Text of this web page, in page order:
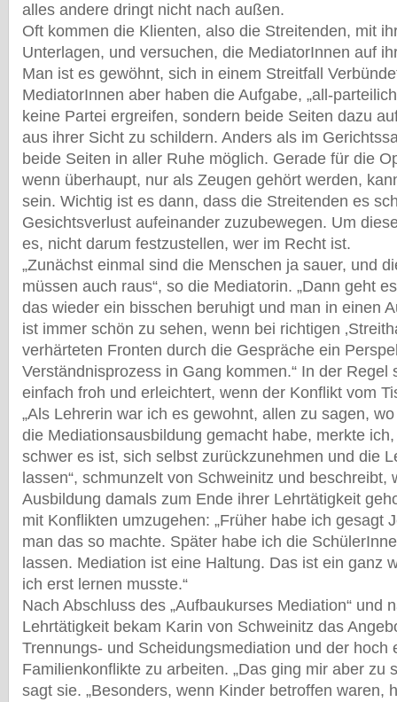
alles andere dringt nicht nach außen.
Oft kommen die Klienten, also die Streitenden, mit
Unterlagen, und versuchen, die MediatorInnen auf
Man ist es gewöhnt, sich in einem Streitfall
MediatorInnen aber haben die Aufgabe, „all-
keine Partei ergreifen, sondern beide Seiten dazu
aus ihrer Sicht zu schildern. Anders als im
beide Seiten in aller Ruhe möglich. Gerade für die
wenn überhaupt, nur als Zeugen gehört werden,
sein. Wichtig ist es dann, dass die Streitenden es
Gesichtsverlust aufeinander zuzubewegen. Um
es, nicht darum festzustellen, wer im Recht ist.
„Zunächst einmal sind die Menschen ja sauer, und
müssen auch raus“, so die Mediatorin. „Dann geht
das wieder ein bisschen beruhigt und man in einen
ist immer schön zu sehen, wenn bei richtigen
verhärteten Fronten durch die Gespräche ein
Verständnisprozess in Gang kommen.“ In der Regel
einfach froh und erleichtert, wenn der Konflikt vom
„Als Lehrerin war ich es gewohnt, allen zu sagen,
die Mediationsausbildung gemacht habe, merkte
schwer es ist, sich selbst zurückzunehmen und die
lassen“, schmunzelt von Schweinitz und beschreibt,
Ausbildung damals zum Ende ihrer Lehrtätigkeit
mit Konflikten umzugehen: „Früher habe ich gesagt
man das so machte. Später habe ich die
lassen. Mediation ist eine Haltung. Das ist ein ganz
ich erst lernen musste.“
Nach Abschluss des „Aufbaukurses Mediation“ und
Lehrtätigkeit bekam Karin von Schweinitz das
Trennungs- und Scheidungsmediation und der hoch
Familienkonflikte zu arbeiten. „Das ging mir aber zu
sagt sie. „Besonders, wenn Kinder betroffen waren,